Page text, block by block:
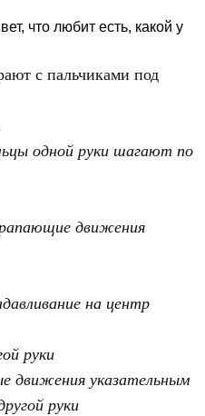
что любит есть, какой у
с пальчиками под
одной руки шагают по
движения
на центр
руки
движения указательным
руки